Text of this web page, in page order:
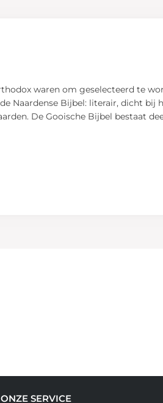
waren om geselecteerd te
Naardense Bijbel: literair, dicht
De Gooische Bijbel bestaat
ONZE SERVICE